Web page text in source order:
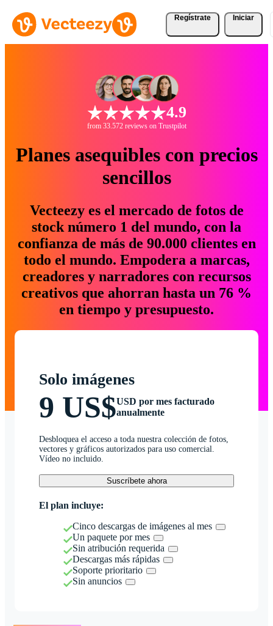
Regístrate Iniciar
4.9
from 33.572 reviews on Trustpilot
Planes asequibles con precios
sencillos
Vecteezy es el mercado de fotos de
stock número 1 del mundo, con la
confianza de más de 90.000 clientes en
todo el mundo. Empodera a marcas,
creadores y narradores con recursos
creativos que ahorran hasta un 76 %
en tiempo y presupuesto.
Solo imágenes
9 US$USD por mes facturado
anualmente
Desbloquea el acceso a toda nuestra colección de fotos,
vectores y gráficos autorizados para uso comercial.
Vídeo no incluido.
Suscríbete ahora
El plan incluye:
Cinco descargas de imágenes al mes
Un paquete por mes
Sin atribución requerida
Descargas más rápidas
Soporte prioritario
Sin anuncios